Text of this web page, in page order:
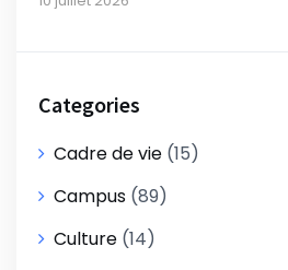
Categories
Cadre de vie (15)
Campus (89)
Culture (14)